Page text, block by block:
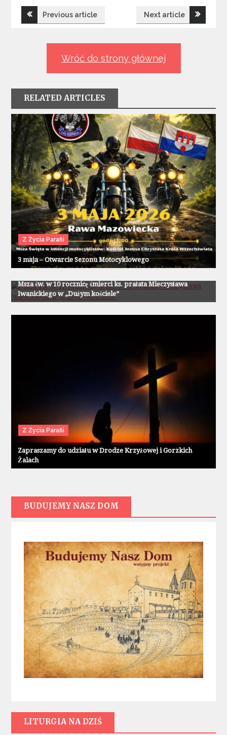
Nawigacja
Previous article Next article
Wróć do strony głównej
RELATED ARTICLES
Z Życia Parafii
3 maja – Otwarcie Sezonu Motocyklowego
Z Życia Parafii
Msza św. w 10 rocznicę śmierci ks. prałata Mieczysława
Iwanickiego w „Dużym kościele”
Z Życia Parafii
Zapraszamy do udziału w Drodze Krzyżowej i Gorzkich
Żalach
BUDUJEMY NASZ DOM
LITURGIA NA DZIŚ